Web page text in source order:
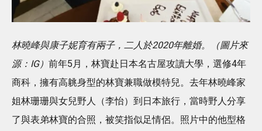
林曉峰與康子妮育有兩子，二人於2020年離婚。（圖片來
源：IG） 前年5月，林寶赴日本名古屋攻讀大學，選修4年
商科，擁有高䠷身型的林寶兼職做模特兒。去年林曉峰家
姐林珊珊與女兒野人（李怡）到日本旅行，當時野人分享
了與表弟林寶的合照，被笑指似足情侶。照片中的他型格